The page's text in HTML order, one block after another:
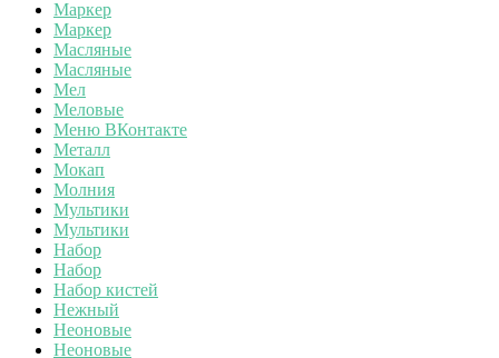
Маркер
Маркер
Масляные
Масляные
Мел
Меловые
Меню ВКонтакте
Металл
Мокап
Молния
Мультики
Мультики
Набор
Набор
Набор кистей
Нежный
Неоновые
Неоновые